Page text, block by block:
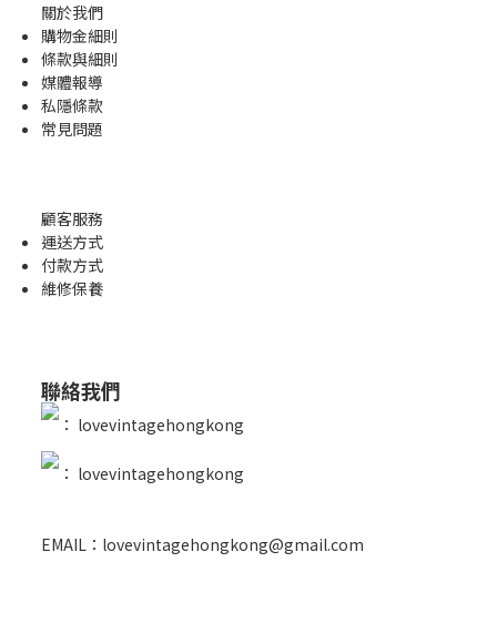
關於我們
購物金細則
條款與細則
媒體報導
私隱條款
常見問題
顧客服務
運送方式
付款方式
維修保養
聯絡我們
： lovevintagehongkong
： lovevintagehongkong
EMAIL：lovevintagehongkong@gmail.com